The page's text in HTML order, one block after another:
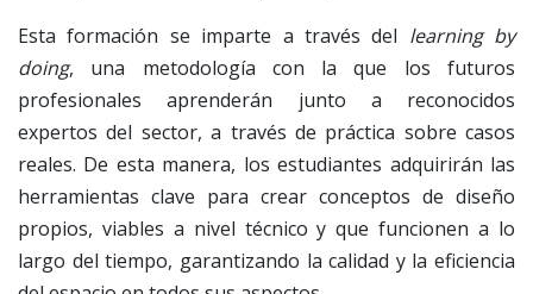
Esta formación se imparte a través del learning by
doing, una metodología con la que los futuros
profesionales aprenderán junto a reconocidos
expertos del sector, a través de práctica sobre casos
reales. De esta manera, los estudiantes adquirirán las
herramientas clave para crear conceptos de diseño
propios, viables a nivel técnico y que funcionen a lo
largo del tiempo, garantizando la calidad y la eficiencia